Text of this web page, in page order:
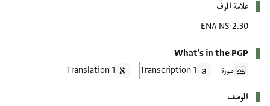
علامة الرف
ENA NS 2.30
What's in the PGP
صورة
1 Transcription
1 Translation
الوصف